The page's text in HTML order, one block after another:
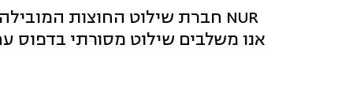
NUR חברת שילוט החוצות המובילה בישראל, המחברת עיצוב, חדשנות, פריסה ומיקום בקמפיינים החזקים ביותר בארץ.
אנו משלבים שילוט מסורתי בדפוס